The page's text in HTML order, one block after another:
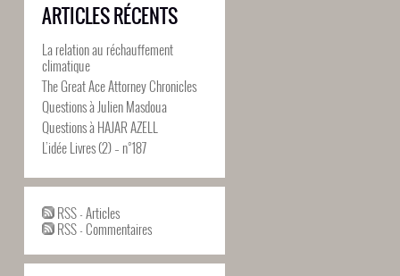
ARTICLES RÉCENTS
La relation au réchauffement
climatique
The Great Ace Attorney Chronicles
Questions à Julien Masdoua
Questions à HAJAR AZELL
L’idée Livres (2) – n°187
RSS - Articles
RSS - Commentaires